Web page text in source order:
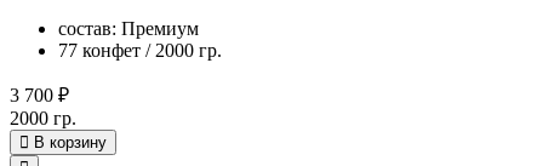
состав: Премиум
77 конфет / 2000 гр.
3 700 ₽
2000 гр.
В корзину